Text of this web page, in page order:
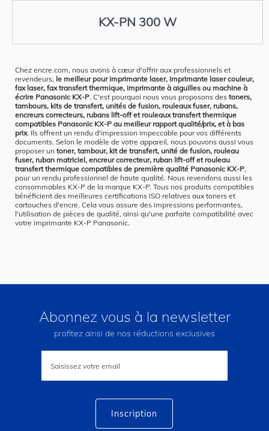
KX-PN 300 W
Chez encre.com, nous avons à cœur d'offrir aux professionnels et
revendeurs, le meilleur pour imprimante laser, imprimante laser couleur,
fax laser, fax transfert thermique, imprimante à aiguilles ou machine à
écrire Panasonic KX-P. C'est pourquoi nous vous proposons des toners,
tambours, kits de transfert, unités de fusion, rouleaux fuser, rubans,
encreurs correcteurs, rubans lift-off et rouleaux transfert thermique
compatibles Panasonic KX-P au meilleur rapport qualité/prix, et à bas
prix. Ils offrent un rendu d'impression impeccable pour vos différents
documents. Selon le modèle de votre appareil, nous pouvons aussi vous
proposer un toner, tambour, kit de transfert, unité de fusion, rouleau
fuser, ruban matriciel, encreur correcteur, ruban lift-off et rouleau
transfert thermique compatibles de première qualité Panasonic KX-P,
pour un rendu professionnel de haute qualité. Nous revendons aussi les
consommables KX-P de la marque KX-P. Tous nos produits compatibles
bénéficient des meilleures certifications ISO relatives aux toners et
cartouches d'encre. Cela vous assure des impressions performantes,
l'utilisation de pièces de qualité, ainsi qu'une parfaite compatibilité avec
votre imprimante KX-P Panasonic.
Abonnez vous à la newsletter
profitez ainsi de nos réductions exclusives
lettre
Inscription